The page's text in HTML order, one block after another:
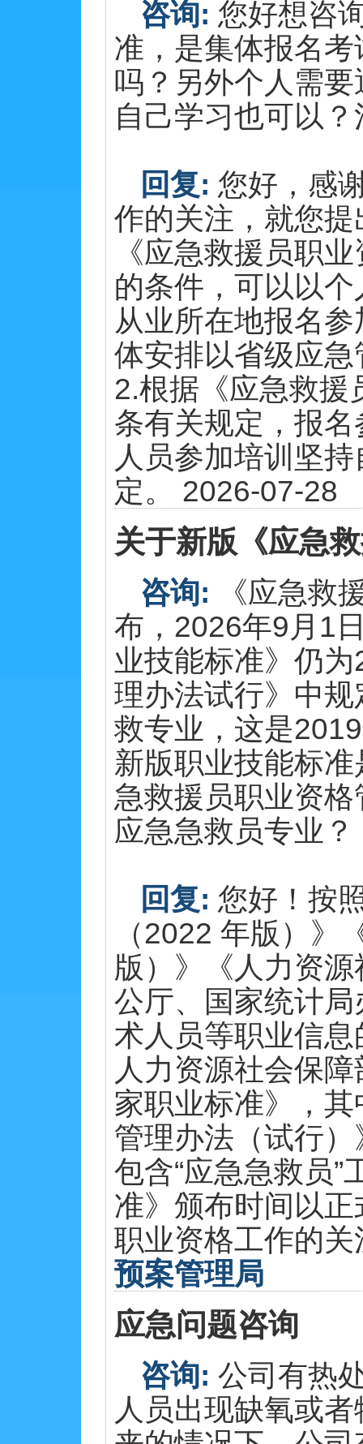
咨询: 您好想咨
准，是集体报名
吗？另外个人需
自己学习也可以
回复: 您好，感
作的关注，就您
《应急救援员职
的条件，可以以
从业所在地报名
体安排以省级应
2.根据《应急救援
条有关规定，报
人员参加培训坚
定。 2026-07-28
关于新版《应急
咨询: 《应急救
布，2026年9月1
业技能标准》仍
理办法试行》中
救专业，这是
新版职业技能标
急救援员职业资
应急急救员专业
回复: 您好！按
（2022 年版）
版）》《人力资
公厅、国家统计
术人员等职业信
人力资源社会保
家职业标准》，
管理办法（试行
包含“应急急救员
准》颁布时间以
职业资格工作的
预案管理局
应急问题咨询
咨询: 公司有热
人员出现缺氧或